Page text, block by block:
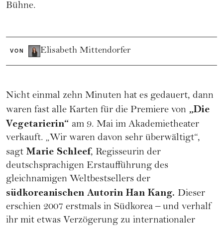
Bühne.
VON Elisabeth Mittendorfer
Nicht einmal zehn Minuten hat es gedauert, dann
waren fast alle Karten für die Premiere von „Die
Vegetarierin“ am 9. Mai im Akademietheater
verkauft. „Wir waren davon sehr überwältigt“,
sagt Marie Schleef, Regisseurin der
deutschsprachigen Erstaufführung des
gleichnamigen Weltbestsellers der
südkoreanischen Autorin Han Kang. Dieser
erschien 2007 erstmals in Südkorea – und verhalf
ihr mit etwas Verzögerung zu internationaler